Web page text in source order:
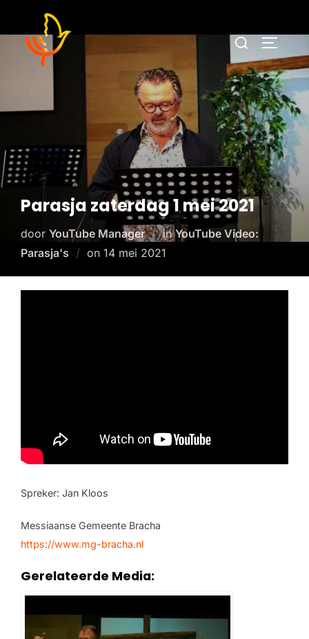
Parasja zaterdag 1 mei 2021
door YouTube Manager inYouTube Video:
Parasja's
on 14 mei 2021
Spreker: Jan Kloos
Messiaanse Gemeente Bracha
https://www.mg-bracha.nl
Gerelateerde Media: